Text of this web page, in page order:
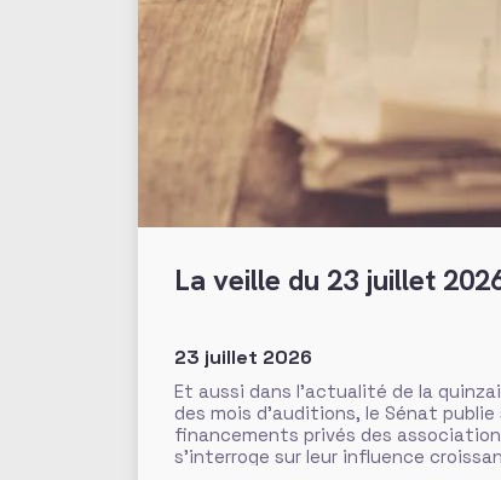
La veille du 23 juillet
23 juillet 2026
Et aussi dans l’actualité de la
des mois d’auditions, le Sénat
financements privés des
s’interroge sur leur influence